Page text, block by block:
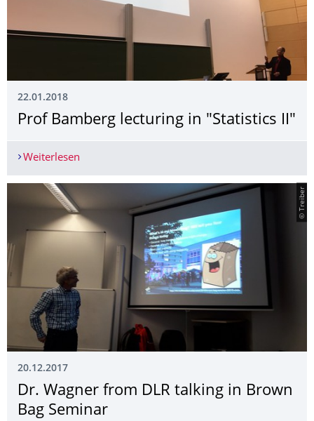
22.01.2018
Prof Bamberg lecturing in "Statistics II"
Weiterlesen
© Treiber
20.12.2017
Dr. Wagner from DLR talking in Brown
Bag Seminar